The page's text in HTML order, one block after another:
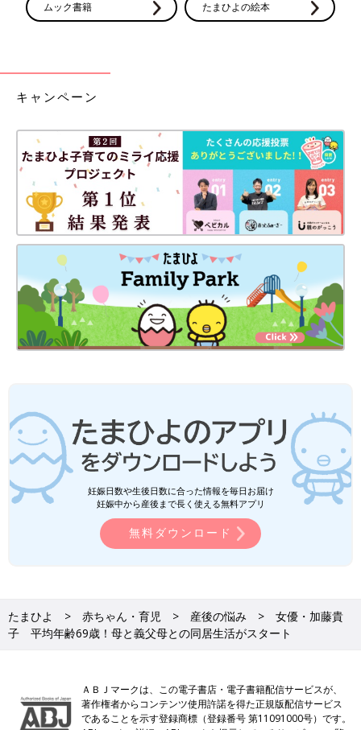
ムック書籍 たまひよの絵本
キャンペーン
妊娠日数や生後日数に合った情報を毎日お届け
妊娠中から産後まで長く使える無料アプリ
無料ダウンロード
たまひよ 赤ちゃん・育児 産後の悩み
女優・加藤貴
子 平均年齢69歳！母と義父母との同居生活がスタート
ＡＢＪマークは、この電子書店・電子書籍配信サービスが、
著作権者からコンテンツ使用許諾を得た正規版配信サービス
であることを示す登録商標（登録番号 第11091000号）です。